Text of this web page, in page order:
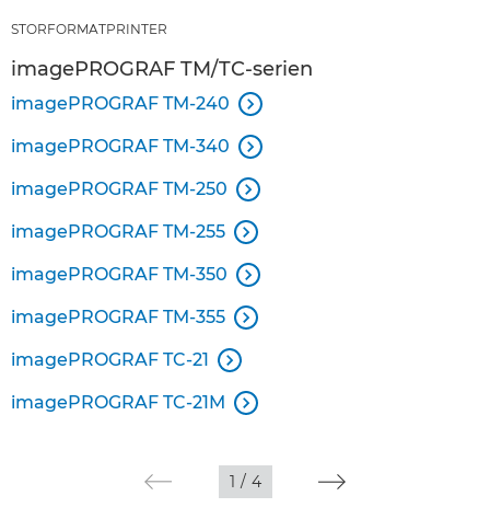
STORFORMATPRINTER
imagePROGRAF TM/TC-serien
imagePROGRAF TM-240 
imagePROGRAF TM-340 
imagePROGRAF TM-250 
imagePROGRAF TM-255 
imagePROGRAF TM-350 
imagePROGRAF TM-355 
imagePROGRAF TC-21 
imagePROGRAF TC-21M 
1 / 4